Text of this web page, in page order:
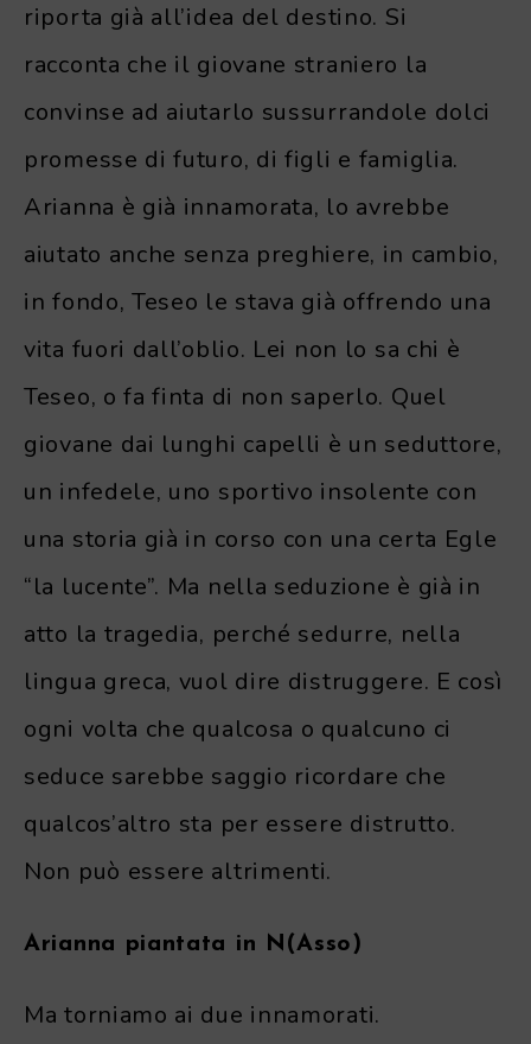
riporta già all’idea del destino. Si
racconta che il giovane straniero la
convinse ad aiutarlo sussurrandole dolci
promesse di futuro, di figli e famiglia.
Arianna è già innamorata, lo avrebbe
aiutato anche senza preghiere, in cambio,
in fondo, Teseo le stava già offrendo una
vita fuori dall’oblio. Lei non lo sa chi è
Teseo, o fa finta di non saperlo. Quel
giovane dai lunghi capelli è un seduttore,
un infedele, uno sportivo insolente con
una storia già in corso con una certa Egle
“la lucente”. Ma nella seduzione è già in
atto la tragedia, perché sedurre, nella
lingua greca, vuol dire distruggere. E così
ogni volta che qualcosa o qualcuno ci
seduce sarebbe saggio ricordare che
qualcos’altro sta per essere distrutto.
Non può essere altrimenti.
Arianna piantata in N(Asso)
Ma torniamo ai due innamorati.